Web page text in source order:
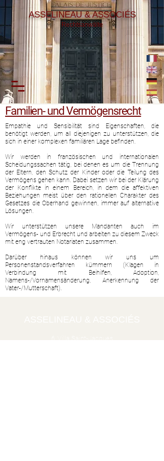
ASSELINEAU & ASSOCIÉS
Rechtsanwälte
Familien- und Vermögensrecht
Empathie und Sensibilität sind Eigenschaften, die
benötigt werden, um all diejenigen zu unterstützen, die
sich in einer komplexen familiären Lage befinden.
Wir werden in französischen und internationalen
Scheidungssachen tätig, bei denen es um die Trennung
der Eltern, den Schutz der Kinder oder die Teilung des
Vermögens gehen kann. Dabei setzen wir bei der Klärung
der Konflikte in einem Bereich, in dem die affektiven
Beziehungen meist über den rationellen Charakter des
Gesetzes die Oberhand gewinnen, immer auf alternative
Lösungen.
Wir unterstützen unsere Mandanten auch im
Vermögens- und Erbrecht und arbeiten zu diesem Zweck
mit eng vertrauten Notariaten zusammen.
Darüber hinaus können wir uns um
Personenstandsverfahren kümmern (Klagen in
Verbindung mit Beihilfen, Adoption,
Namens-/Vornamensänderung, Anerkennung der
Vater-/Mutterschaft).